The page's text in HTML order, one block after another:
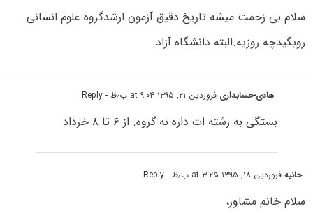
سلام بی زحمت میشه تاریخ دقیق آزمون ارشدگروه علوم انسانی
روبگیدچه روزیه.البته دانشگاه آزاد
هادی-حسابداری فروردین ۲۱, ۱۳۹۵ at ۹:۰۴ ب٫ظ - Reply
بستگی به رشته ات داره نه گروه. از ۶ تا ۸ خرداد
حانیهفروردین ۱۸, ۱۳۹۵ at ۳:۲۵ ب٫ظ - Reply
سلام خانم مشاور،